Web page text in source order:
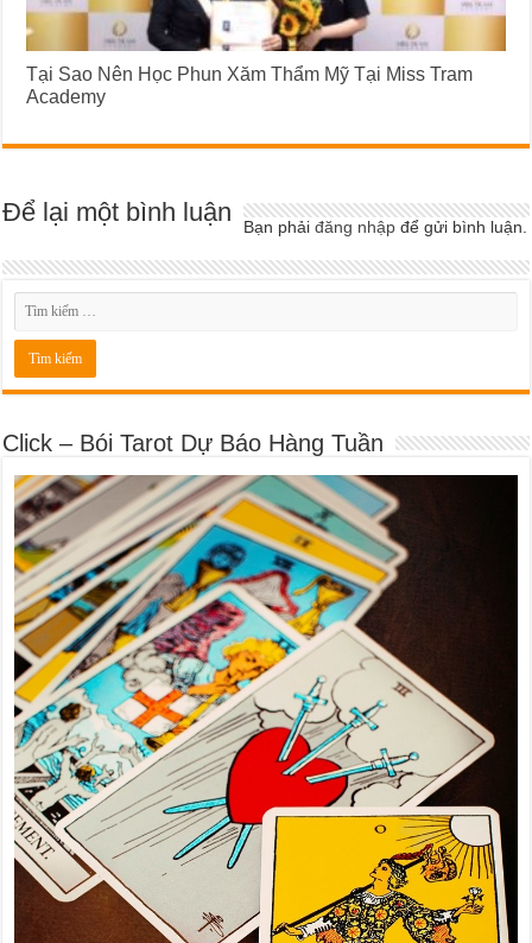
Tại Sao Nên Học Phun Xăm Thẩm Mỹ Tại Miss Tram
Academy
Để lại một bình luận Bạn phảiđăng nhập để gửi bình luận.
Click – Bói Tarot Dự Báo Hàng Tuần